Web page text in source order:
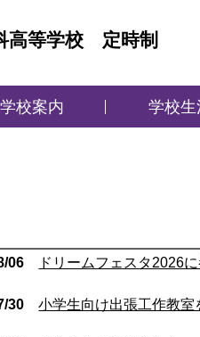
高等学校 定時制
学校案内 学校生
06 ドリームフェスタ2026
30 小学生向け出張工作教室